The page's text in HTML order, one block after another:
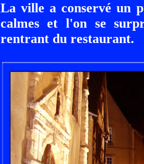
La ville a conservé un
calmes et l'on se
rentrant du restaurant.